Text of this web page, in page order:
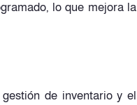
lo que mejora la
de inventario y el